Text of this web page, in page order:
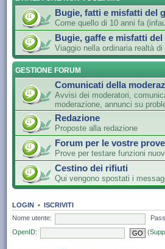
Bugie, fatti e misfatti del
Come quello di 10 anni fa
Bugie, gaffe e misfatti
Viaggio nella ordinaria realtà
GESTIONE FORUM
Comunicati della
Avvisi dei moderatori,
moderazione, annunci su
Redazione
Proposte alla redazione
Forum per le vostre prove
Prove per testare funzioni
Cestino dei rifiuti
Qui vengono spostati i
LOGIN • ISCRIVITI
Nome utente:
OpenID: